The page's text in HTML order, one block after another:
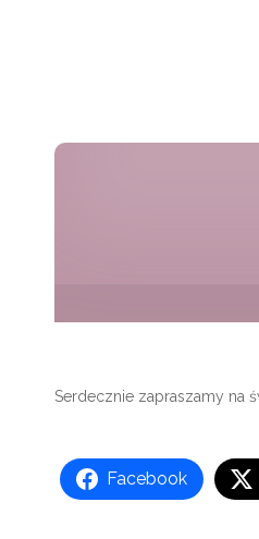
Serdecznie zapraszamy na
Facebook